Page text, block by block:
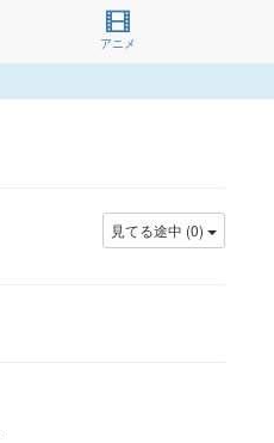
アニメ
見てる途中 (0)